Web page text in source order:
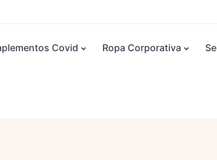
Covid Ropa Corporativa